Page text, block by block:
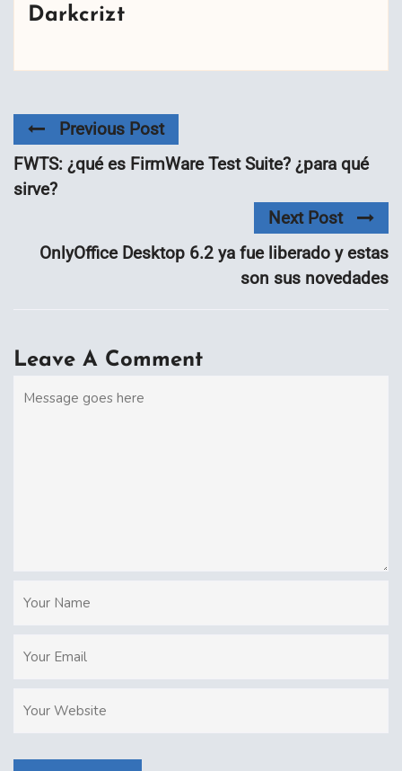
Darkcrizt
Previous Post
FWTS: ¿qué es FirmWare Test Suite? ¿para qué
sirve?
Next Post
OnlyOffice Desktop 6.2 ya fue liberado y estas
son sus novedades
Leave A Comment